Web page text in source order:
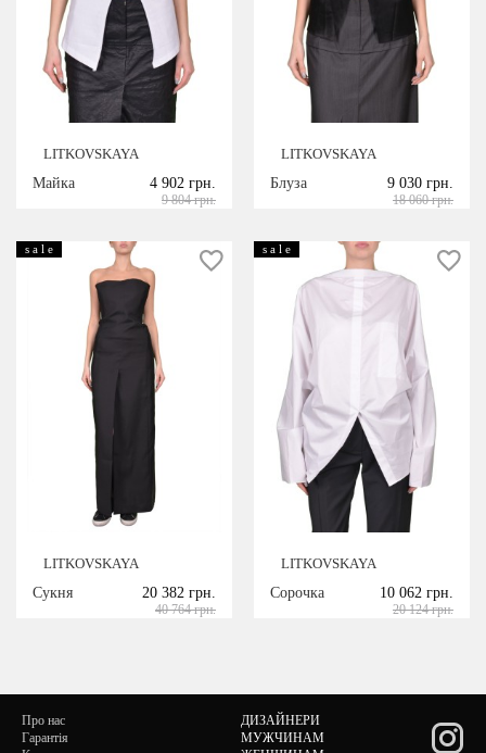
LITKOVSKAYA
Майка
4 902 грн.
9 804 грн.
LITKOVSKAYA
Блуза
9 030 грн.
18 060 грн.
s a l e
LITKOVSKAYA
Сукня
20 382 грн.
40 764 грн.
s a l e
LITKOVSKAYA
Сорочка
10 062 грн.
20 124 грн.
Про нас
Гарантія
ДИЗАЙНЕРИ
МУЖЧИНАМ